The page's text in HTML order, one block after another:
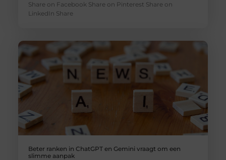
Share on Facebook Share on Pinterest Share on
LinkedIn Share
Beter ranken in ChatGPT en Gemini vraagt om een
slimme aanpak